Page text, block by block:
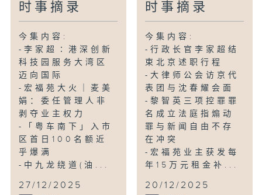
时事摘录
今集内容:
-李家超∶港深创新
科技园服务大湾区
迈向国际
-宏福苑大火｜麦美
娟：委任管理人非
剥夺业主权力
-「粤车南下」入市
区首日100名额近
乎爆满
-中九龙绕道(油...
27/12/2025
时事摘录
今集内容:
-行政长官李家超结
束北京述职行程
-大律师公会访京代
表团与沈春耀会面
-黎智英三项控罪罪
名成立法庭指煽动
罪与新闻自由不存
在冲突
-宏福苑业主获发每
年15万元租金补...
20/12/2025